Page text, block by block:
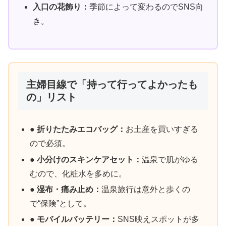
入口の花飾り：季節によって変わるのでSNS向
き。
主婦目線で「持って行ってよかったも
の」リスト
● 折りたたみエコバッグ： お土産を買いすぎる
ので必須。
● 小分けのスキンケアセット：温泉で肌がゆる
むので、化粧水を多めに。
● 湿布・痛み止め：温泉旅行は意外と歩くの
で“保険”として。
● モバイルバッテリー： SNS映えスポットが多